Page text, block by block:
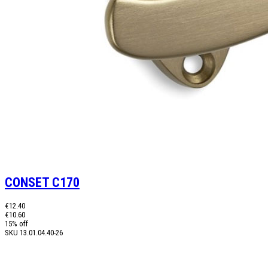
CONSET C170
€12.40
€10.60
15% off
SKU 13.01.04.40-26